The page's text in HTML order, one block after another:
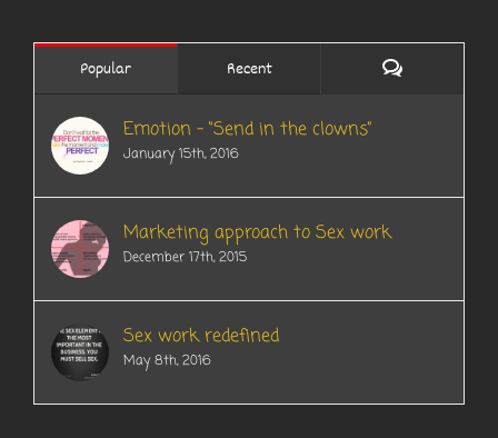
Popular Recent Comments
Emotion – “Send in the clowns”
January 15th, 2016
Marketing approach to Sex work
December 17th, 2015
Sex work redefined
May 8th, 2016